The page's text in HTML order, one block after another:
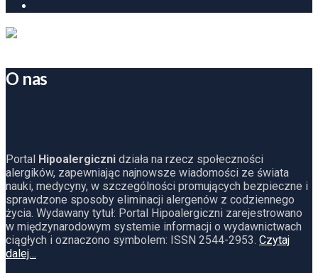
O nas
Portal Hipoalergiczni działa na rzecz społeczności
alergików, zapewniając najnowsze wiadomości ze świata
nauki, medycyny, w szczególności promujących bezpieczne i
sprawdzone sposoby eliminacji alergenów z codziennego
życia. Wydawany tytuł: Portal Hipoalergiczni zarejestrowano
w międzynarodowym systemie informacji o wydawnictwach
ciągłych i oznaczono symbolem: ISSN 2544-2953. Czytaj
dalej…